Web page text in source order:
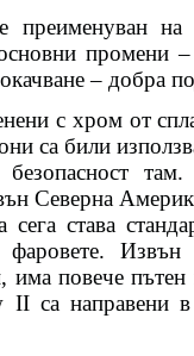
преименуван
промени
– добра
с хром от
са били
безопасност
Северна
става
повече пътен
са направени